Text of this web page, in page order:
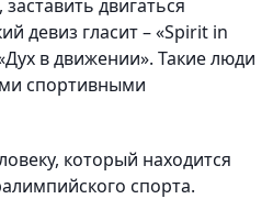
двигаться
девиз гласит – «Spirit in
в движении». Такие люди
спортивными
который находится
спорта.